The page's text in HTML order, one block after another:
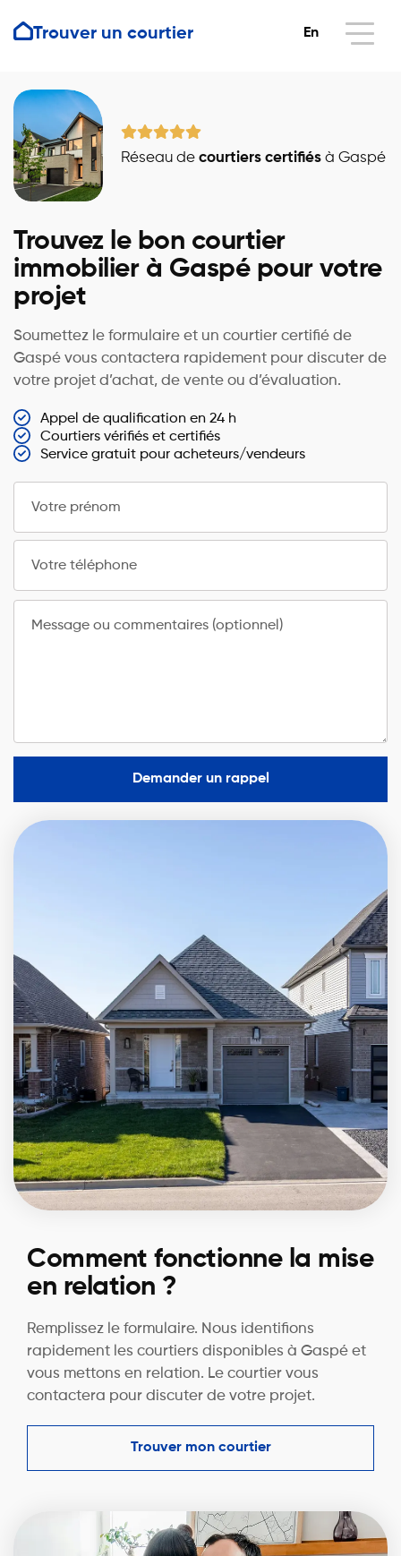
Trouver un courtier En
Réseau de courtiers certifiés à Gaspé
Trouvez le bon courtier
immobilier à Gaspé pour votre
projet
Soumettez le formulaire et un courtier certifié de
Gaspé vous contactera rapidement pour discuter de
votre projet d’achat, de vente ou d’évaluation.
Appel de qualification en 24 h
Courtiers vérifiés et certifiés
Service gratuit pour acheteurs/vendeurs
Votre prénom
Votre téléphone
Message ou commentaires (optionnel)
Demander un rappel
Comment fonctionne la mise
en relation ?
Remplissez le formulaire. Nous identifions
rapidement les courtiers disponibles à Gaspé et
vous mettons en relation. Le courtier vous
contactera pour discuter de votre projet.
Trouver mon courtier